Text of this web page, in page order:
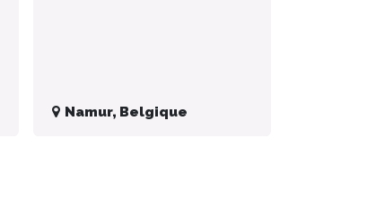
Namur, Belgique